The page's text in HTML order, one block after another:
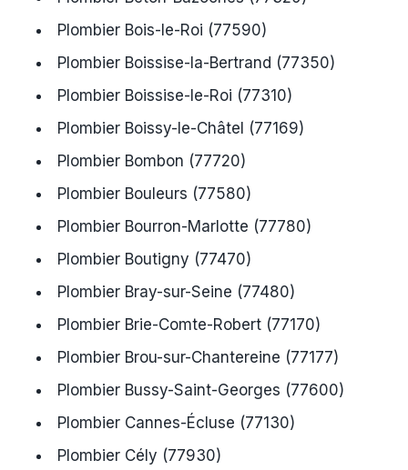
Plombier Bois-le-Roi (77590)
Plombier Boissise-la-Bertrand (77350)
Plombier Boissise-le-Roi (77310)
Plombier Boissy-le-Châtel (77169)
Plombier Bombon (77720)
Plombier Bouleurs (77580)
Plombier Bourron-Marlotte (77780)
Plombier Boutigny (77470)
Plombier Bray-sur-Seine (77480)
Plombier Brie-Comte-Robert (77170)
Plombier Brou-sur-Chantereine (77177)
Plombier Bussy-Saint-Georges (77600)
Plombier Cannes-Écluse (77130)
Plombier Cély (77930)